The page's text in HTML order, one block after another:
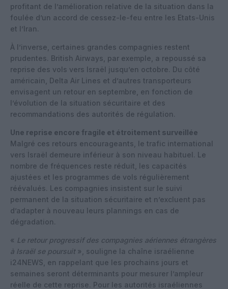
profitant de l’amélioration relative de la situation dans la
foulée d’un accord de cessez-le-feu entre les Etats-Unis
et l’Iran.
À l’inverse, certaines grandes compagnies restent
prudentes. British Airways, par exemple, a repoussé sa
reprise des vols vers Israël jusqu’en octobre. Du côté
américain, Delta Air Lines et d’autres transporteurs
envisagent un retour en septembre, en fonction de
l’évolution de la situation sécuritaire et des
recommandations des autorités de régulation.
Une reprise encore fragile et étroitement surveillée
Malgré ces retours encourageants, le trafic international
vers Israël demeure inférieur à son niveau habituel. Le
nombre de fréquences reste réduit, les capacités
ajustées et les programmes de vols régulièrement
réévalués. Les compagnies insistent sur le suivi
permanent de la situation sécuritaire et n’excluent pas
d’adapter à nouveau leurs plannings en cas de
dégradation.
« Le retour progressif des compagnies aériennes étrangères
à Israël se poursuit », souligne la chaîne israélienne
i24NEWS, en rappelant que les prochains jours et
semaines seront déterminants pour mesurer l’ampleur
réelle de cette reprise. Pour les autorités israéliennes